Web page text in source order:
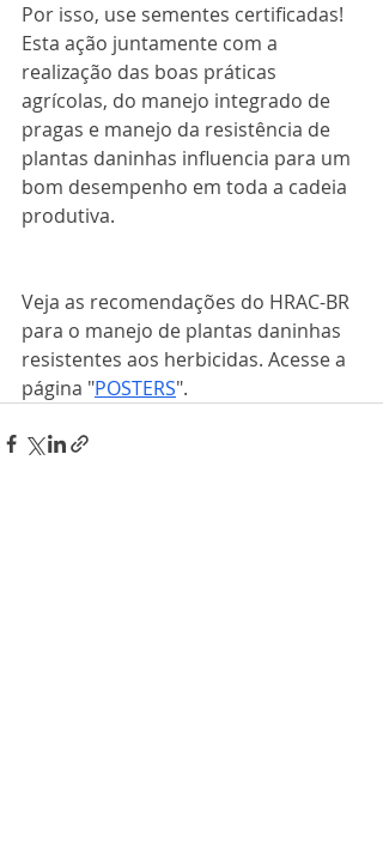
Por isso, use sementes certificadas!
Esta ação juntamente com a
realização das boas práticas
agrícolas, do manejo integrado de
pragas e manejo da resistência de
plantas daninhas influencia para um
bom desempenho em toda a cadeia
produtiva.
Veja as recomendações do HRAC-BR
para o manejo de plantas daninhas
resistentes aos herbicidas. Acesse a
página "POSTERS".